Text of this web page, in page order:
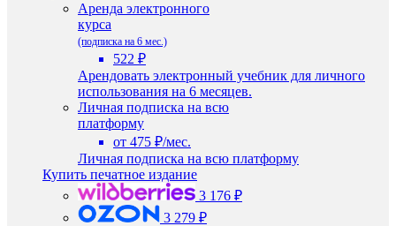
Аренда электронного
курса
(подписка на 6 мес.)
522 ₽
Арендовать электронный учебник для личного
использования на 6 месяцев.
Личная подписка на всю
платформу
от 475 ₽/мес.
Личная подписка на всю платформу
Купить печатное издание
3 176 ₽
3 279 ₽